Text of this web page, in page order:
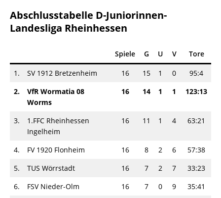
Abschlusstabelle D-Juniorinnen-
Landesliga Rheinhessen
Spiele G U V Tore
1. SV 1912 Bretzenheim 16 15 1 0 95:4
2.
VfR Wormatia 08
Worms
16 14 1 1 123:13
3.
1.FFC Rheinhessen
Ingelheim
16 11 1 4 63:21
4. FV 1920 Flonheim 16 8 2 6 57:38
5.
TUS Wörrstadt 16 7 2 7 33:23
6.
FSV Nieder-Olm 16 7 0 9 35:41